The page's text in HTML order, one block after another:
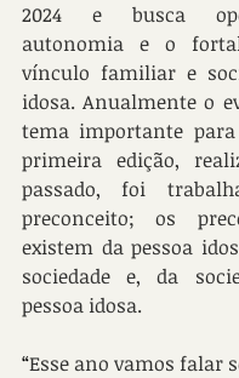
2024 e busca
autonomia e o
vínculo familiar e
idosa. Anualmente o
tema importante
primeira edição,
passado, foi
preconceito; os
existem da pessoa
sociedade e, da
pessoa idosa.
“Esse ano vamos falar